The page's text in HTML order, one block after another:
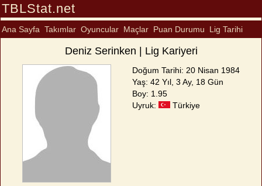
TBLStat.net
Ana Sayfa Takımlar Oyuncular Maçlar Puan Durumu Lig Tarihi
Deniz Serinken | Lig Kariyeri
Doğum Tarihi: 20 Nisan 1984
Yaş: 42 Yıl, 3 Ay, 18 Gün
Boy: 1.95
Uyruk:
Türkiye